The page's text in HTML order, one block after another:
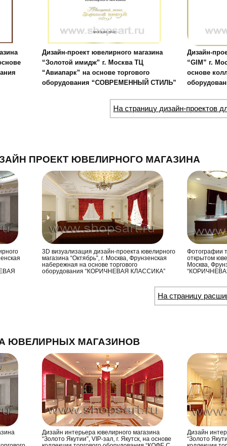
Дизайн-проект ювелирного магазина
“Золотой имидж” г. Москва ТЦ
“Авиапарк” на основе торгового
оборудования “СОВРЕМЕННЫЙ СТИЛЬ”
Дизайн-
“GIM” г.
основе
На страницу дизайн-проектов
ПРОЕКТ ЮВЕЛИРНОГО МАГАЗИНА
3D визуализация дизайн-проекта ювелирного
магазина “Октябрь”, г. Москва, Фрунзенская
набережная на основе торгового
оборудования “КОРИЧНЕВАЯ КЛАССИКА”
Фотографии
открытом
Москва,
На страницу
ЮВЕЛИРНЫХ МАГАЗИНОВ
Дизайн интерьера ювелирного магазина
“Золото Якутии”, VIP-зал, г. Якутск, на основе
Дизайн
“Золото